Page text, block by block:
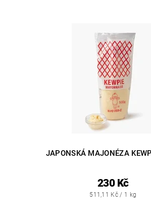
JAPONSKÁ MAJONÉZA
230 Kč
511,11 Kč / 1 kg